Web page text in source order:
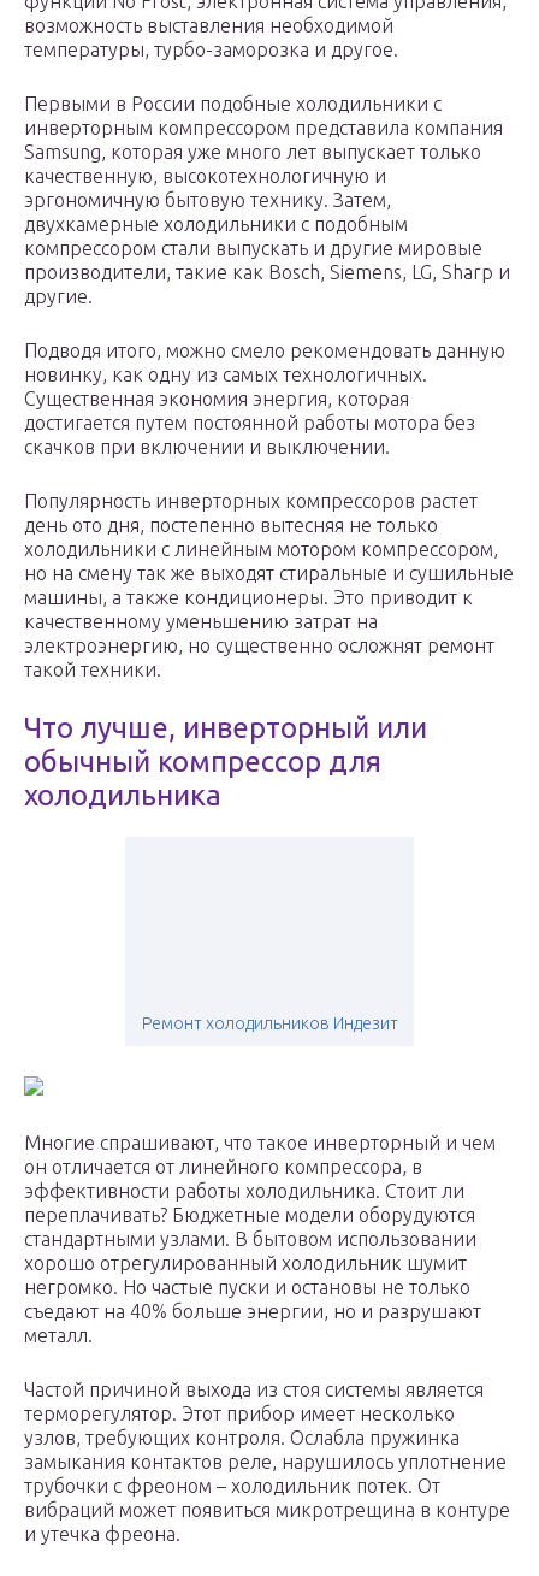
возможность выставления необходимой
температуры, турбо-заморозка и другое.
Первыми в России подобные холодильники с
инверторным компрессором представила компания
Samsung, которая уже много лет выпускает только
качественную, высокотехнологичную и
эргономичную бытовую технику. Затем,
двухкамерные холодильники с подобным
компрессором стали выпускать и другие мировые
производители, такие как Bosch, Siemens, LG, Sharp и
другие.
Подводя итого, можно смело рекомендовать данную
новинку, как одну из самых технологичных.
Существенная экономия энергия, которая
достигается путем постоянной работы мотора без
скачков при включении и выключении.
Популярность инверторных компрессоров растет
день ото дня, постепенно вытесняя не только
холодильники с линейным мотором компрессором,
но на смену так же выходят стиральные и сушильные
машины, а также кондиционеры. Это приводит к
качественному уменьшению затрат на
электроэнергию, но существенно осложнят ремонт
такой техники.
Что лучше, инверторный или
обычный компрессор для
холодильника
Ремонт холодильников Индезит
Многие спрашивают, что такое инверторный и чем
он отличается от линейного компрессора, в
эффективности работы холодильника. Стоит ли
переплачивать? Бюджетные модели оборудуются
стандартными узлами. В бытовом использовании
хорошо отрегулированный холодильник шумит
негромко. Но частые пуски и остановы не только
съедают на 40% больше энергии, но и разрушают
металл.
Частой причиной выхода из стоя системы является
терморегулятор. Этот прибор имеет несколько
узлов, требующих контроля. Ослабла пружинка
замыкания контактов реле, нарушилось уплотнение
трубочки с фреоном – холодильник потек. От
вибраций может появиться микротрещина в контуре
и утечка фреона.